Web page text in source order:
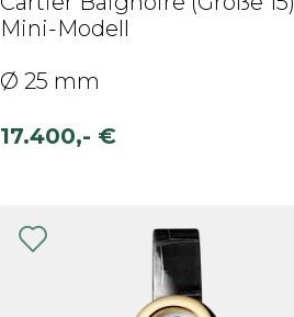
Mini-Modell
Ø 25 mm
17.400,- €